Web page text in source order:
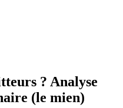
? Analyse
(le mien)